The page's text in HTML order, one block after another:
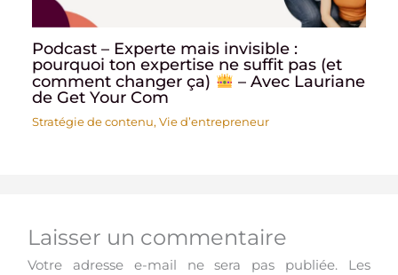
Podcast – Experte mais invisible :
pourquoi ton expertise ne suffit pas (et
comment changer ça)
– Avec Lauriane
de Get Your Com
Stratégie de contenu,Vie d’entrepreneur
Laisser un commentaire
Votre adresse e-mail ne sera pas publiée.
Les